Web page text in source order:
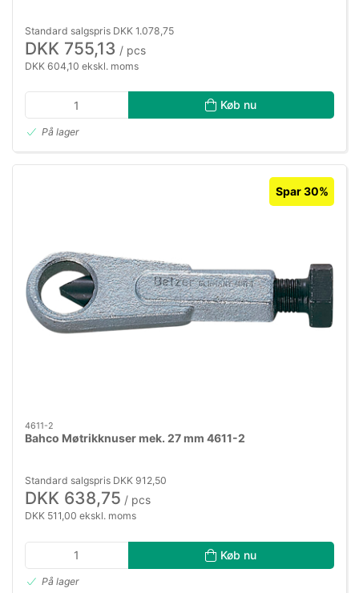
Standard salgspris DKK 1.078,75
DKK 755,13 / pcs
DKK 604,10 ekskl. moms
Køb nu
På lager
Spar 30%
4611-2
Bahco Møtrikknuser mek. 27 mm 4611-2
Standard salgspris DKK 912,50
DKK 638,75 / pcs
DKK 511,00 ekskl. moms
Køb nu
På lager